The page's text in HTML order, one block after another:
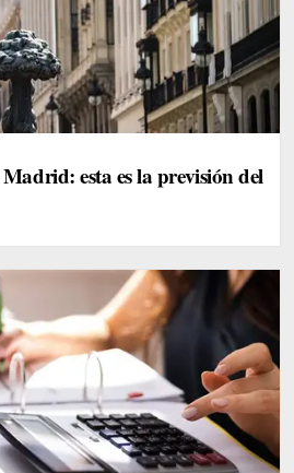
esta es la previsión del